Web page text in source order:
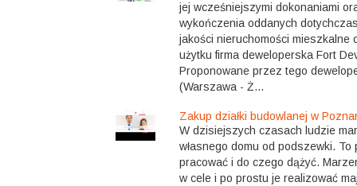
jej wcześniejszymi dokonaniami
wykończenia oddanych
jakości nieruchomości mieszkalne
użytku firma deweloperska Fort
Proponowane przez tego
(Warszawa - Ż...
Zakup działki budowlanej w
W dzisiejszych czasach ludzie
własnego domu od podszewki.
pracować i do czego dążyć.
w cele i po prostu je realizować